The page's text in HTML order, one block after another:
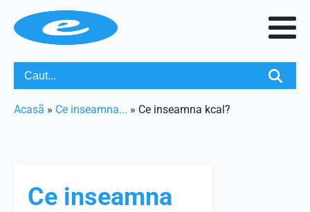
Acasã » Ce inseamna... » Ce inseamna kcal?
Ce inseamna